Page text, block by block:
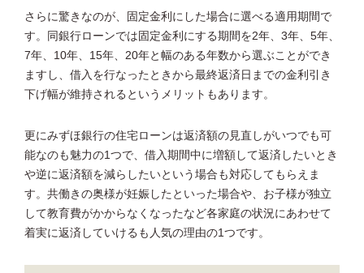
さらに驚きなのが、固定金利にした場合に選べる適用期間で
す。同銀行ローンでは固定金利にする期間を2年、3年、5年、
7年、10年、15年、20年と幅のある年数から選ぶことができ
ますし、借入を行なったときから最終返済日までの金利引き
下げ幅が維持されるというメリットもあります。
更にみずほ銀行の住宅ローンは返済額の見直しがいつでも可
能なのも魅力の1つで、借入期間中に増額して返済したいとき
や逆に返済額を減らしたいという場合も対応してもらえま
す。共働きの奥様が妊娠したといった場合や、お子様が独立
して教育費がかからなくなったなど各家庭の状況にあわせて
着実に返済していけるも人気の理由の1つです。